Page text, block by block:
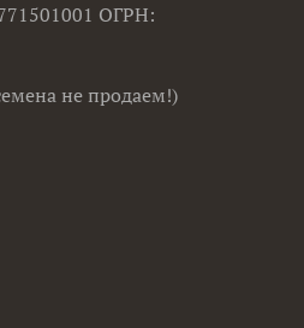
ОГРН:
не продаем!)